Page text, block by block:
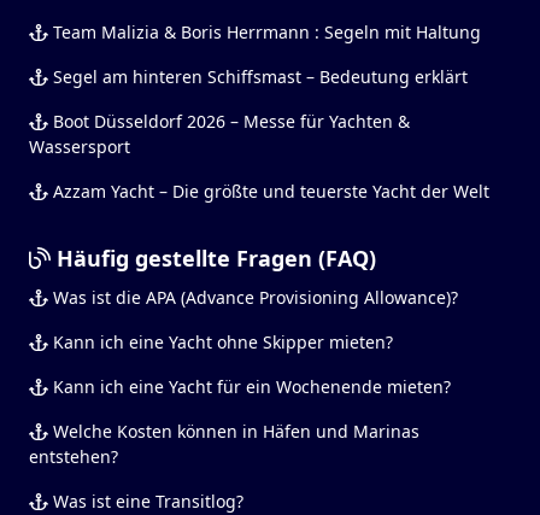
Team Malizia & Boris Herrmann : Segeln mit Haltung
Segel am hinteren Schiffsmast – Bedeutung erklärt
Boot Düsseldorf 2026 – Messe für Yachten &
Wassersport
Azzam Yacht – Die größte und teuerste Yacht der Welt
Häufig gestellte Fragen (FAQ)
Was ist die APA (Advance Provisioning Allowance)?
Kann ich eine Yacht ohne Skipper mieten?
Kann ich eine Yacht für ein Wochenende mieten?
Welche Kosten können in Häfen und Marinas
entstehen?
Was ist eine Transitlog?